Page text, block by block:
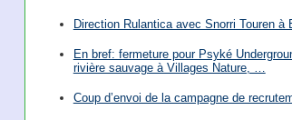
Direction Rulantica avec Snorri Touren à
En bref: fermeture pour Psyké
rivière sauvage à Villages Nature, …
Coup d’envoi de la campagne de